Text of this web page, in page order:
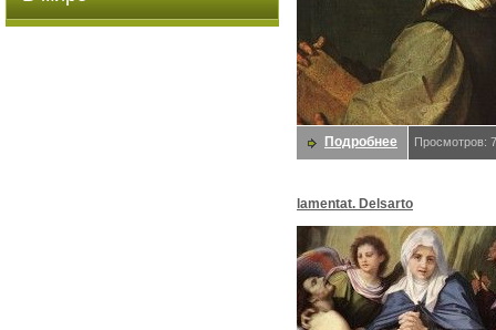
Подробнее Просмотров:
lamentat. Delsarto